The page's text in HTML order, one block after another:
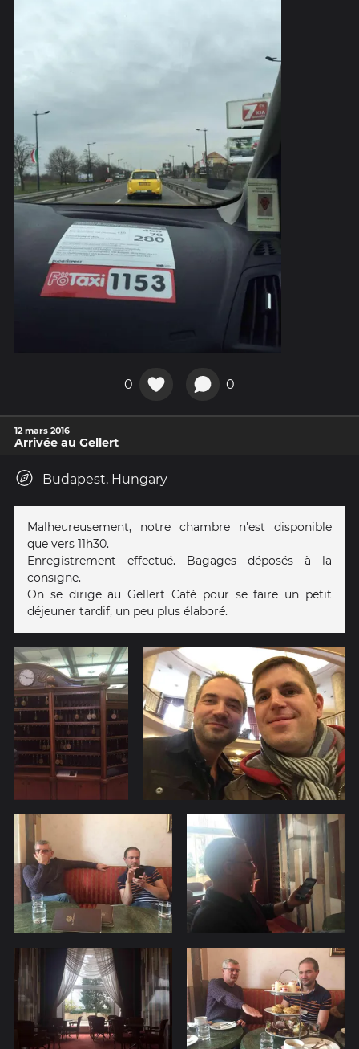
0 0
12 mars 2016
Arrivée au Gellert
Budapest, Hungary
Malheureusement, notre chambre n'est disponible
que vers 11h30.
Enregistrement effectué. Bagages déposés à la
consigne.
On se dirige au Gellert Café pour se faire un petit
déjeuner tardif, un peu plus élaboré.